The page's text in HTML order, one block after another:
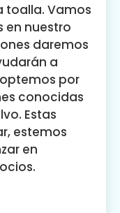
toalla. Vamos
en nuestro
daremos
a
por
conocidas
Estas
estemos
en